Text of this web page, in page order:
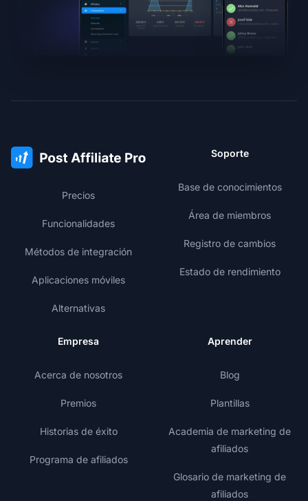
Precios
Funcionalidades
Métodos de integración
Aplicaciones móviles
Alternativas
Soporte
Base de conocimientos
Área de miembros
Registro de cambios
Estado de rendimiento
Empresa
Acerca de nosotros
Premios
Historias de éxito
Programa de afiliados
Aprender
Blog
Plantillas
Academia de marketing de
afiliados
Glosario de marketing de
afiliados